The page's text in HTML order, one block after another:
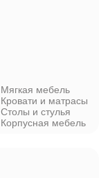
Мягкая мебель
Кровати и матрасы
Столы и стулья
Корпусная мебель